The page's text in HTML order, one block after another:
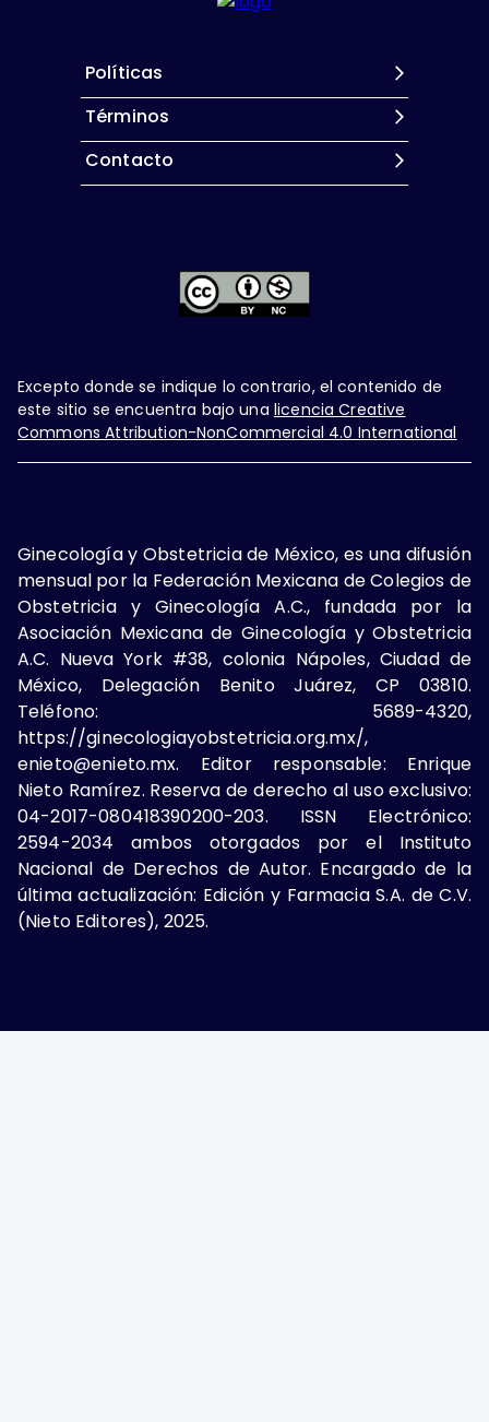
Políticas
Términos
Contacto
Excepto donde se indique lo contrario, el contenido de
este sitio se encuentra bajo una licencia Creative
Commons Attribution-NonCommercial 4.0 International
Ginecología y Obstetricia de México, es una difusión
mensual por la Federación Mexicana de Colegios de
Obstetricia y Ginecología A.C., fundada por la
Asociación Mexicana de Ginecología y Obstetricia
A.C. Nueva York #38, colonia Nápoles, Ciudad de
México, Delegación Benito Juárez, CP 03810.
Teléfono: 5689-4320,
https://ginecologiayobstetricia.org.mx/,
enieto@enieto.mx. Editor responsable: Enrique
Nieto Ramírez. Reserva de derecho al uso exclusivo:
04-2017-080418390200-203. ISSN Electrónico:
2594-2034 ambos otorgados por el Instituto
Nacional de Derechos de Autor. Encargado de la
última actualización: Edición y Farmacia S.A. de C.V.
(Nieto Editores), 2025.